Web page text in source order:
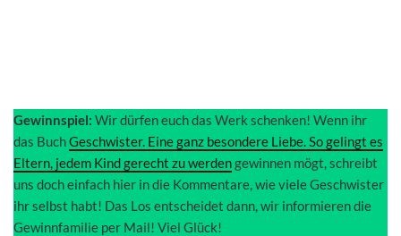
Gewinnspiel: Wir dürfen euch das Werk schenken! Wenn ihr
das BuchGeschwister. Eine ganz besondere Liebe. So gelingt es
Eltern, jedem Kind gerecht zu werdengewinnen mögt, schreibt
uns doch einfach hier in die Kommentare, wie viele Geschwister
ihr selbst habt! Das Los entscheidet dann, wir informieren die
Gewinnfamilie per Mail! Viel Glück!